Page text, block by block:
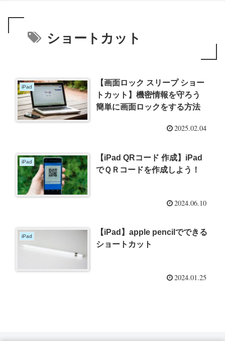
ショートカット
iPad
【画面ロック スリープ ショー
トカット】機密情報を守ろう
簡単に画面ロックをする方法
2025.02.04
iPad
【iPad QRコード 作成】iPad
でＱＲコードを作成しよう！
2024.06.10
iPad
【iPad】apple pencilでできる
ショートカット
2024.01.25